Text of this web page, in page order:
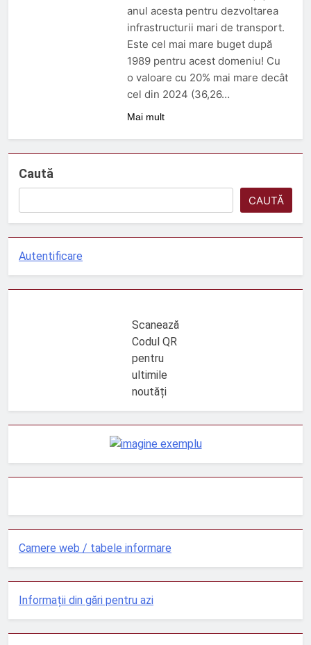
ORDIN nr. 326 din 2 aprilie
2026
3 Luni Ago
DECIZIE nr. 24 din 12
februarie 2026
5 Luni Ago
anul acesta pentru dezvoltarea
infrastructurii mari de transport.
Este cel mai mare buget după
1989 pentru acest domeniu! Cu
o valoare cu 20% mai mare decât
cel din 2024 (36,26…
Mai mult
Caută
CAUTĂ
Autentificare
Scanează
Codul QR
pentru
ultimile
noutăți
Camere web / tabele informare
Informații din gări pentru azi